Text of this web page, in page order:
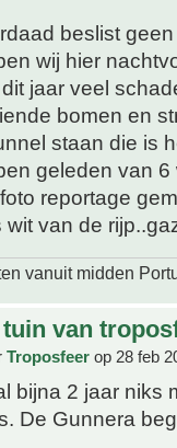
beslist
wij hier
jaar veel
bomen en
staan die is
geleden van
reportage
wit van de
vanuit midden
tuin van
Troposfeer op 28 feb
bijna 2 jaar niks
De Gunnera